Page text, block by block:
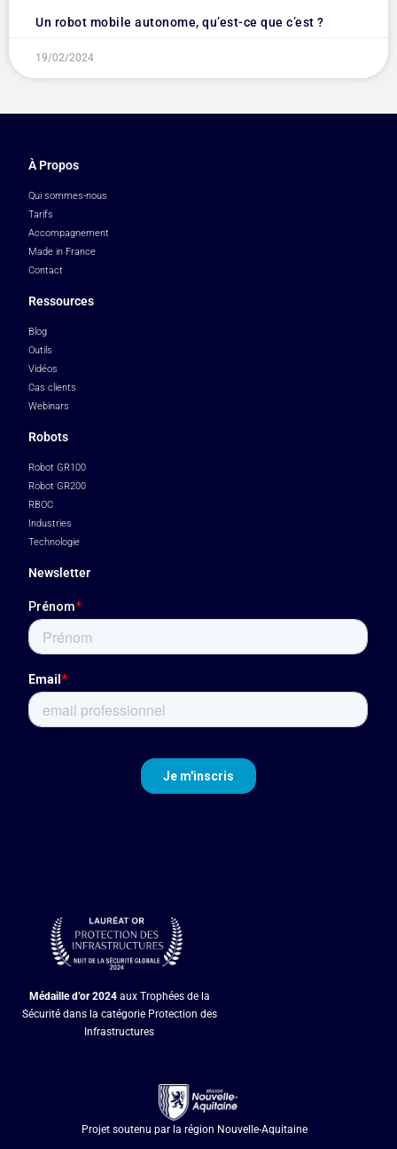
Un robot mobile autonome, qu’est-ce que c’est ?
19/02/2024
Robots
Robot GR100
Robot GR200
RBOC
Industries
Technologie
Ressources
Blog
Outils
Vidéos
Cas clients
Webinars
À Propos
Qui sommes-nous
Tarifs
Accompagnement
Made in France
Contact
Newsletter
Médaille d’or2024aux Trophées de la
Sécurité dans la catégorie Protection des
Infrastructures
Projet soutenu par la région Nouvelle-Aquitaine